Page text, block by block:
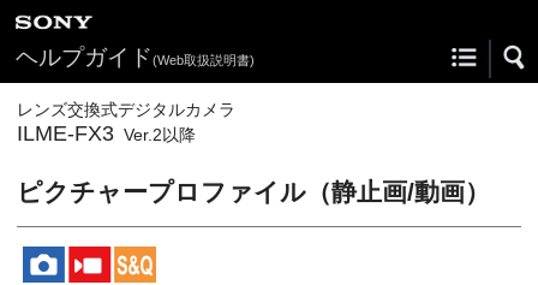
ヘルプガイド(Web取扱説明書)
レンズ交換式デジタルカメラ
ILME-FX3 Ver.2以降
ピクチャープロファイル （静止画/動画）